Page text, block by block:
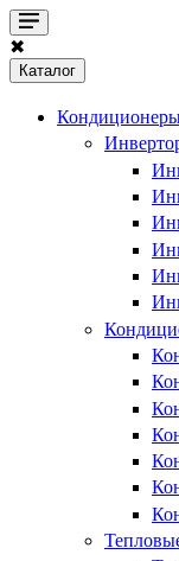
✖
Каталог